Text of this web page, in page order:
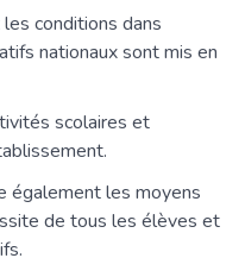
conditions dans
nationaux sont mis en
scolaires et
également les moyens
de tous les élèves et